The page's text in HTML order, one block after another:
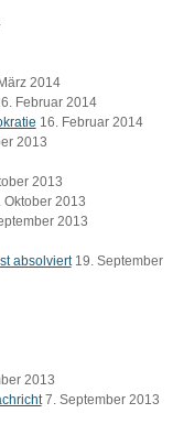
2014
Februar 2014
16. Februar 2014
2013
2013
Oktober 2013
2013
absolviert 19. September
2013
7. September 2013